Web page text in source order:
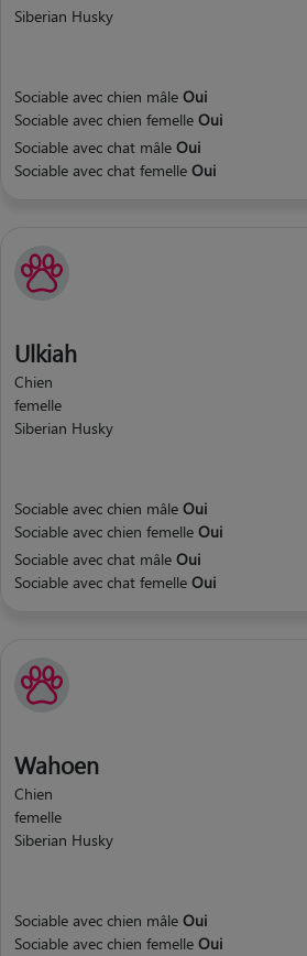
Siberian Husky
Sociable avec chien mâle Oui
Sociable avec chien femelle Oui
Sociable avec chat mâle Oui
Sociable avec chat femelle Oui
Ulkiah
Chien
femelle
Siberian Husky
Sociable avec chien mâle Oui
Sociable avec chien femelle Oui
Sociable avec chat mâle Oui
Sociable avec chat femelle Oui
Wahoen
Chien
femelle
Siberian Husky
Sociable avec chien mâle Oui
Sociable avec chien femelle Oui